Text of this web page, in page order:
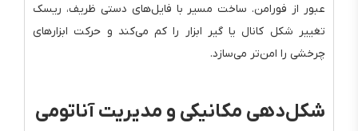
عبور از فورامن. ساخت مسیر با فایل‌های دستی ظریف، ریسک
تغییر شکل کانال یا گیر ابزار را کم می‌کند و حرکت ابزارهای
چرخشی را امن‌تر می‌سازد.
شکل‌دهی مکانیکی و مدیریت آناتومی